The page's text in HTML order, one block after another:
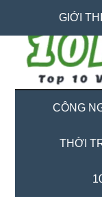
content
secondary
menu
primary
sidebar
GIỚI
CÔNG
THỜI